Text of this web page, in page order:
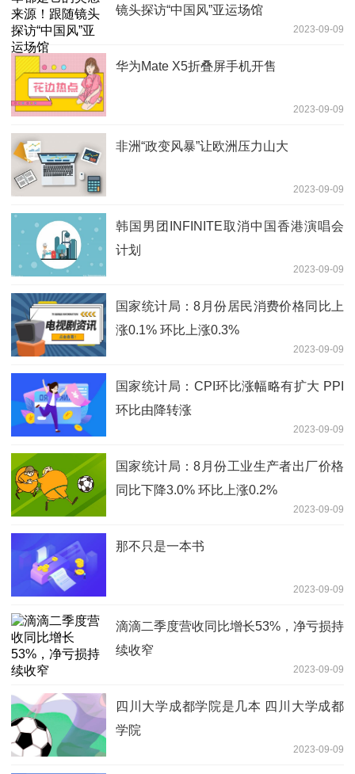
镜头探访“中国风”亚运场馆
2023-09-09
华为Mate X5折叠屏手机开售
2023-09-09
非洲“政变风暴”让欧洲压力山大
2023-09-09
韩国男团INFINITE取消中国香港演唱会
计划
2023-09-09
国家统计局：8月份居民消费价格同比上
涨0.1% 环比上涨0.3%
2023-09-09
国家统计局：CPI环比涨幅略有扩大 PPI
环比由降转涨
2023-09-09
国家统计局：8月份工业生产者出厂价格
同比下降3.0% 环比上涨0.2%
2023-09-09
那不只是一本书
2023-09-09
滴滴二季度营收同比增长53%，净亏损持
续收窄
2023-09-09
四川大学成都学院是几本 四川大学成都
学院
2023-09-09